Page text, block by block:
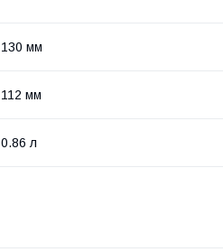
130 мм
112 мм
0.86 л